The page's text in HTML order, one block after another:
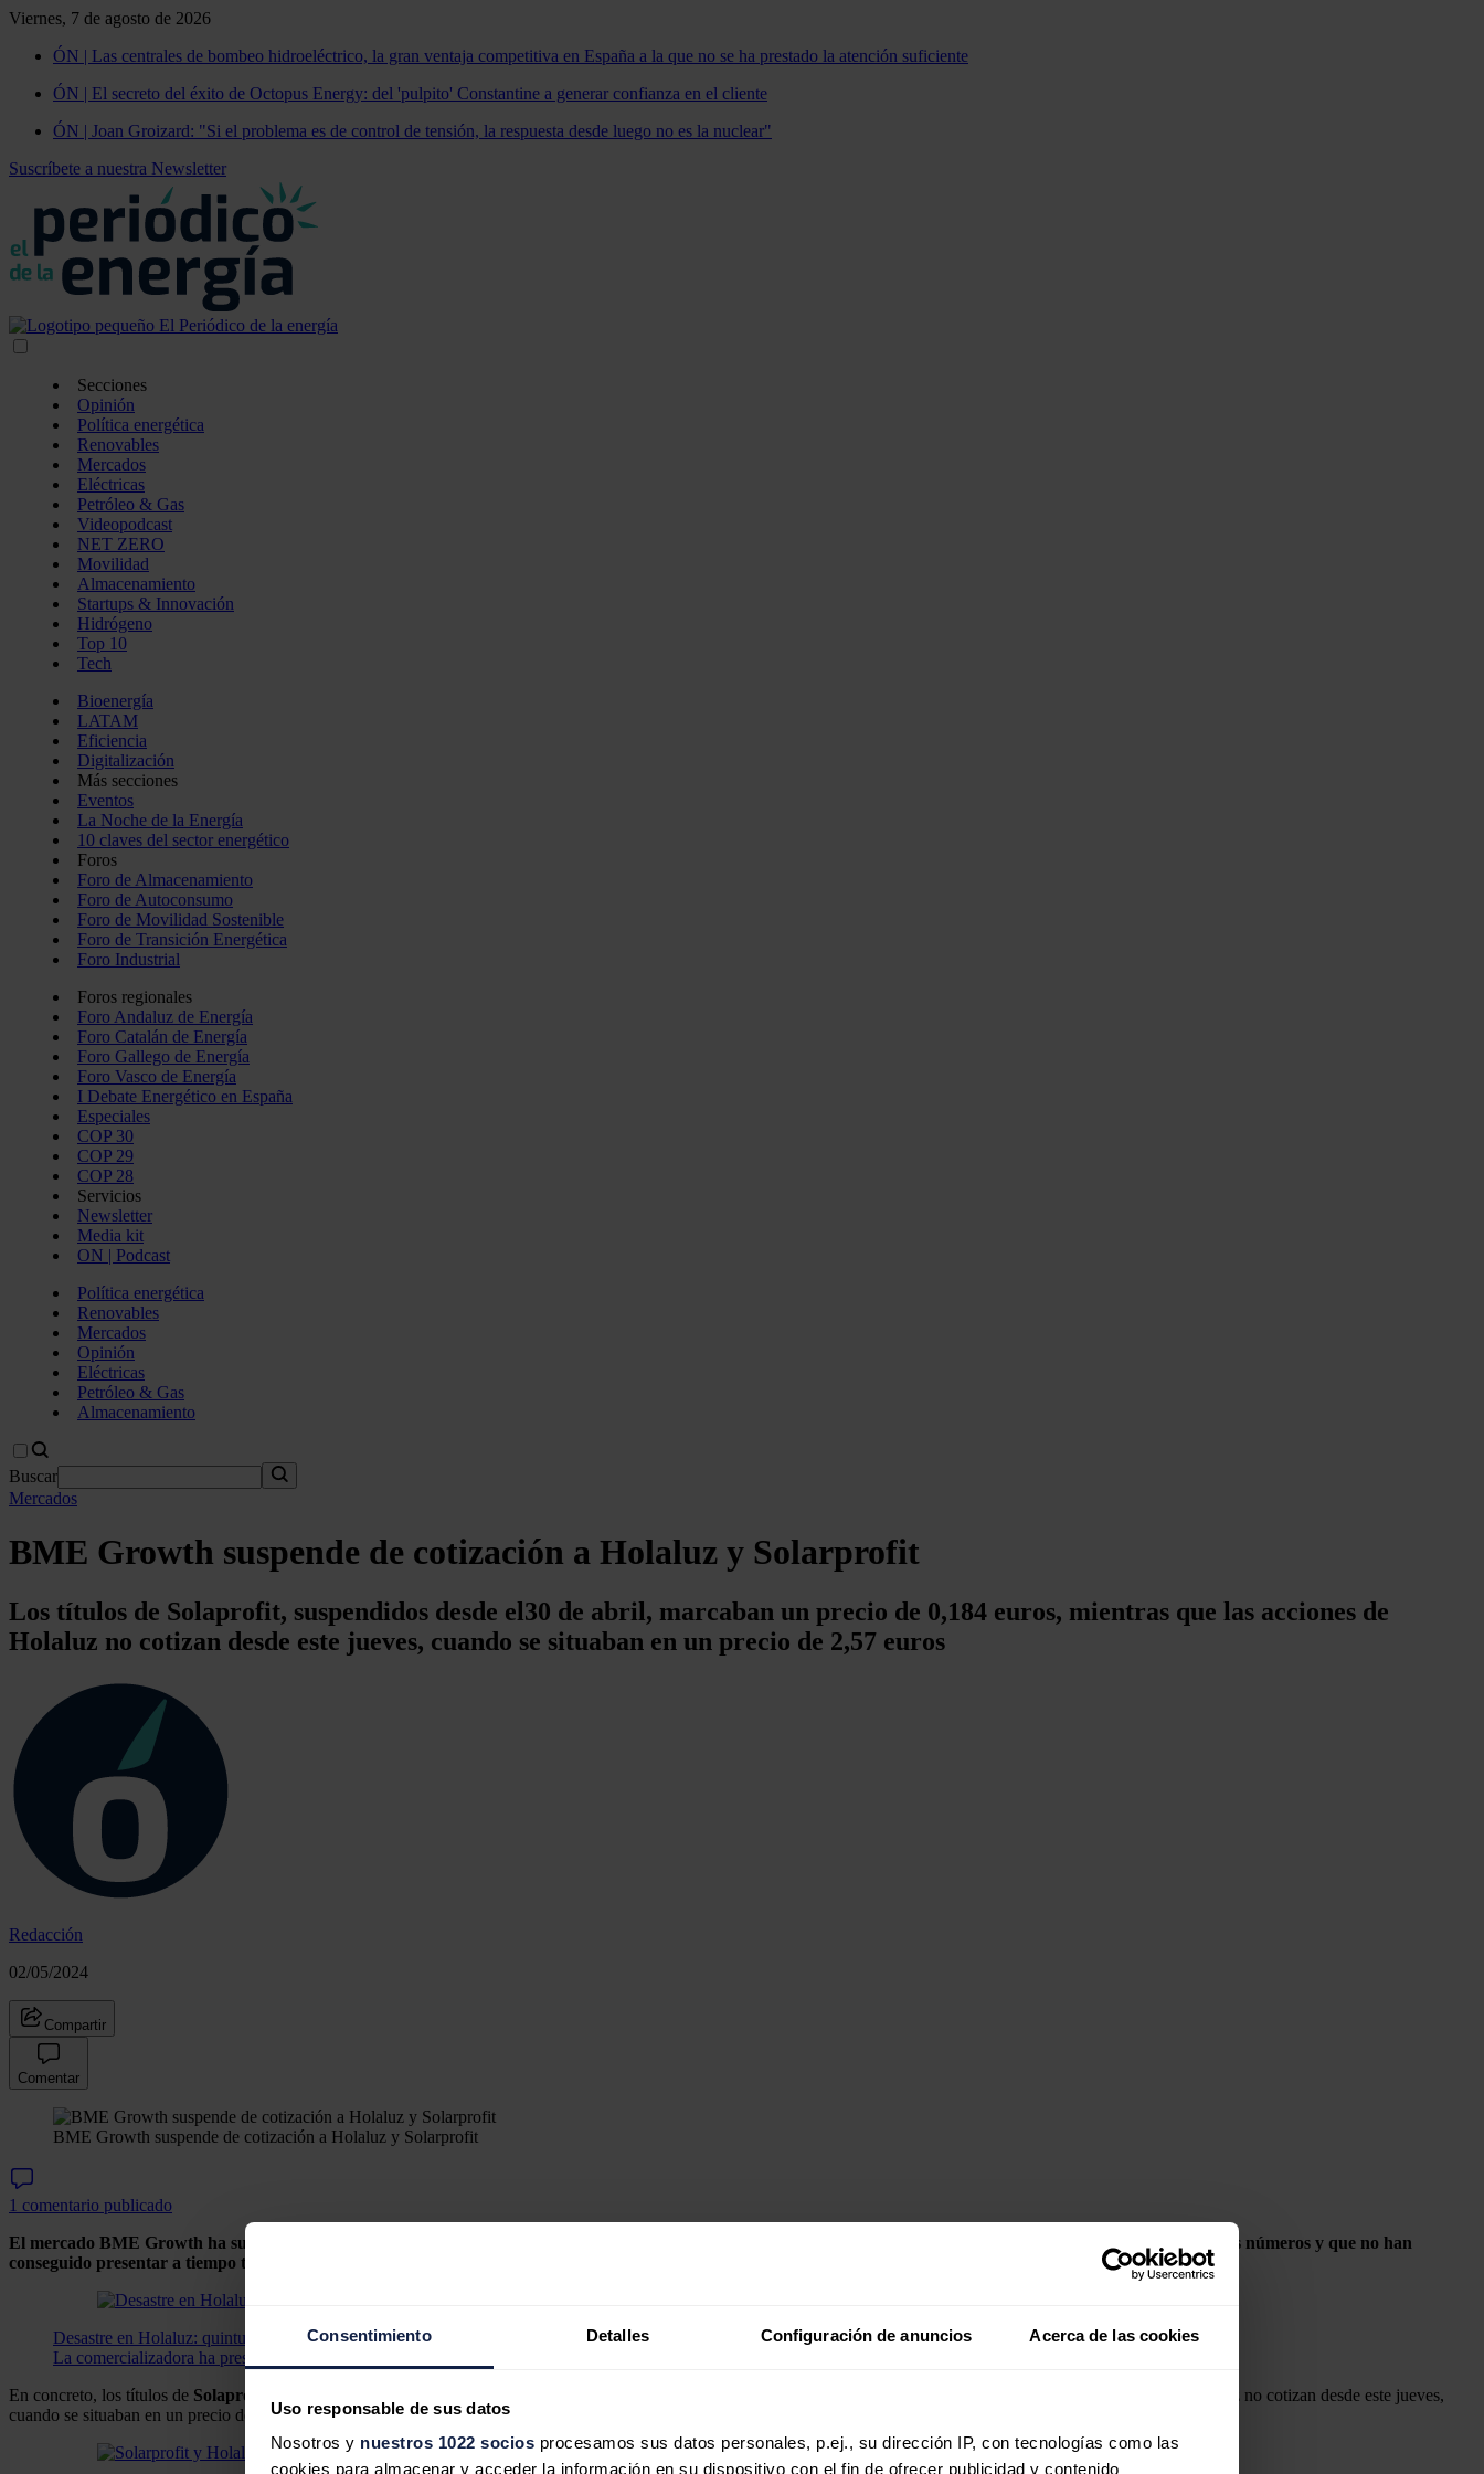
Consentimiento Detalles Configuración de anuncios Acerca de las cookies
Uso responsable de sus datos
Nosotros y nuestros 1022 socios procesamos sus datos personales, p.ej., su dirección IP, con tecnologías como las
cookies para almacenar y acceder la información en su dispositivo con el fin de ofrecer publicidad y contenido
Viernes, 7 de agosto de 2026
ÓN | Las centrales de bombeo hidroeléctrico, la gran ventaja competitiva en España a la que no se ha prestado la atención suficiente
ÓN | El secreto del éxito de Octopus Energy: del 'pulpito' Constantine a generar confianza en el cliente
ÓN | Joan Groizard: "Si el problema es de control de tensión, la respuesta desde luego no es la nuclear"
Suscríbete a nuestra Newsletter
Secciones
Opinión
Política energética
Renovables
Mercados
Eléctricas
Petróleo & Gas
Videopodcast
NET ZERO
Movilidad
Almacenamiento
Startups & Innovación
Hidrógeno
Top 10
Tech
Bioenergía
LATAM
Eficiencia
Digitalización
Más secciones
Eventos
La Noche de la Energía
10 claves del sector energético
Foros
Foro de Almacenamiento
Foro de Autoconsumo
Foro de Movilidad Sostenible
Foro de Transición Energética
Foro Industrial
Foros regionales
Foro Andaluz de Energía
Foro Catalán de Energía
Foro Gallego de Energía
Foro Vasco de Energía
I Debate Energético en España
Especiales
COP 30
COP 29
COP 28
Servicios
Newsletter
Media kit
ON | Podcast
Política energética
Renovables
Mercados
Opinión
Eléctricas
Petróleo & Gas
Almacenamiento
Buscar
Mercados
BME Growth suspende de cotización a Holaluz y Solarprofit
Los títulos de Solaprofit, suspendidos desde el30 de abril, marcaban un precio de 0,184 euros, mientras que las acciones de
Holaluz no cotizan desde este jueves, cuando se situaban en un precio de 2,57 euros
Redacción
02/05/2024
Compartir
Comentar
BME Growth suspende de cotización a Holaluz y Solarprofit
1 comentario publicado
El mercado BME Growth ha suspendido de cotización los títulos de Holaluz y Solarprofit
golpeadas en sus números y que no han
conseguido presentar a tiempo toda su información completa correspondiente al cierre del ejercicio 2023.
Desastre en Holaluz: quintuplica las pérdidas, dos de sus socios rechazan las cuentas y BME suspende la cotización
La comercializadora ha presentado unas pérdidas de 26 millones tras registrar una caída del Ebitda del 92%. Dos de los socios de la comercializadora están en desacuerdo.
En concreto, los títulos de Solaprofit
mientras que las acciones de Holaluz no cotizan desde este jueves,
cuando se situaban en un precio de 2,57 euros.